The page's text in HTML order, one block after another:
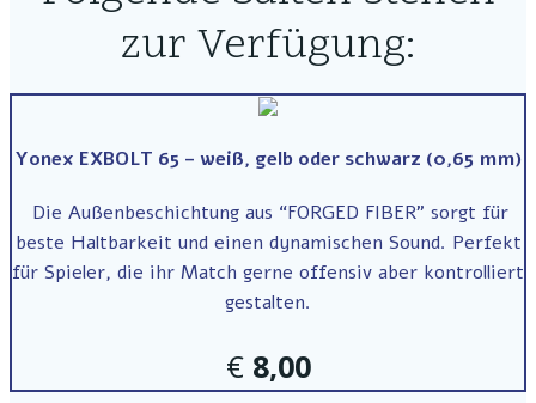
zur Verfügung:
Yonex EXBOLT 65 – weiß, gelb oder schwarz (0,65 mm)
Die Außenbeschichtung aus “FORGED FIBER” sorgt für
beste Haltbarkeit und einen dynamischen Sound. Perfekt
für Spieler, die ihr Match gerne offensiv aber kontrolliert
gestalten.
€ 8,00